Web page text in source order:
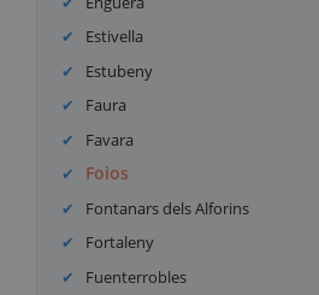
Estivella
Estubeny
Faura
Favara
Foios
Fontanars dels Alforins
Fortaleny
Fuenterrobles